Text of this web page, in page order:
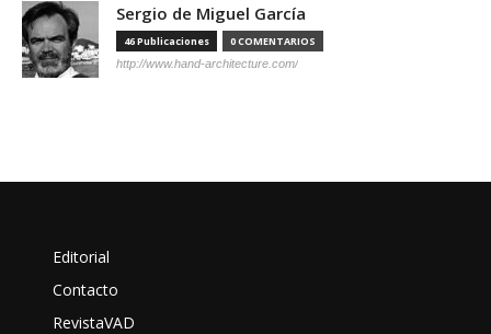
Sergio de Miguel García
46 Publicaciones 0 COMENTARIOS
http://www.hand-architecture.com/
Editorial
Contacto
RevistaVAD